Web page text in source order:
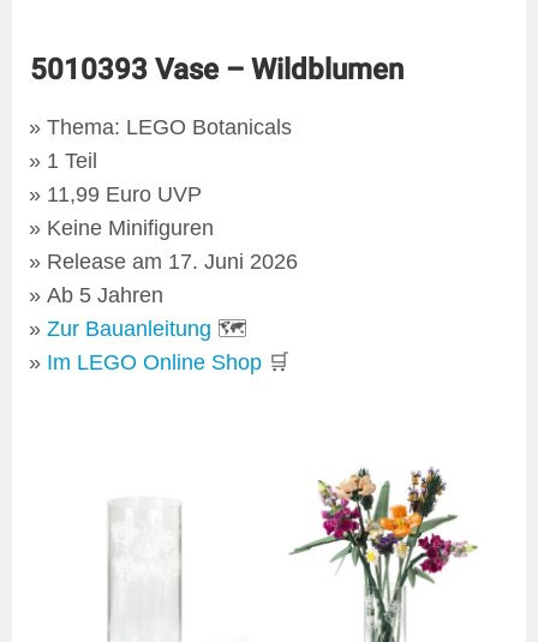
5010393 Vase – Wildblumen
Thema: LEGO Botanicals
1 Teil
11,99 Euro UVP
Keine Minifiguren
Release am 17. Juni 2026
Ab 5 Jahren
Zur Bauanleitung 🗺
Im LEGO Online Shop 🛒